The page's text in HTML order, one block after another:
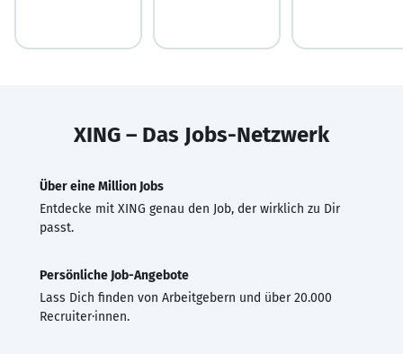
XING – Das Jobs-Netzwerk
Über eine Million Jobs
Entdecke mit XING genau den Job, der wirklich zu Dir
passt.
Persönliche Job-Angebote
Lass Dich finden von Arbeitgebern und über 20.000
Recruiter·innen.